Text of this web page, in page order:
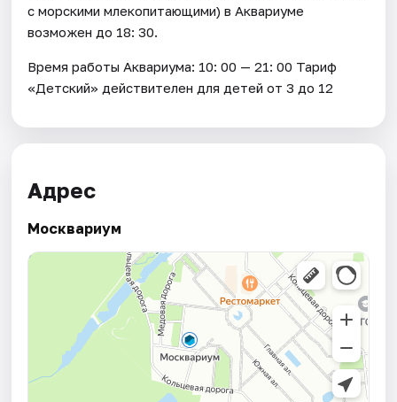
с морскими млекопитающими) в Аквариуме
возможен до 18: 30.
Время работы Аквариума: 10: 00 — 21: 00 Тариф
«Детский» действителен для детей от 3 до 12
Адрес
Москвариум